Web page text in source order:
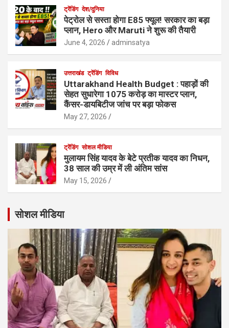
ट्रेंडिंग देश/दुनिया
पेट्रोल से सस्ता होगा E85 फ्यूल! सरकार का बड़ा
प्लान, Hero और Maruti ने शुरू की तैयारी
June 4, 2026 adminsatya
उत्तराखंड ट्रेंडिंग विविध
Uttarakhand Health Budget : पहाड़ों की
सेहत सुधारेगा 1075 करोड़ का मास्टर प्लान,
कैंसर-डायबिटीज जांच पर बड़ा फोकस
May 27, 2026
ट्रेंडिंग सोशल मीडिया
मुलायम सिंह यादव के बेटे प्रतीक यादव का निधन,
38 साल की उम्र में ली अंतिम सांस
May 15, 2026
सोशल मीडिया